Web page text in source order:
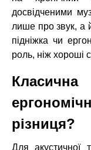
досвідченими
лише про звук, а
підніжка чи
роль, ніж хороші
різниця?
Для акустичної